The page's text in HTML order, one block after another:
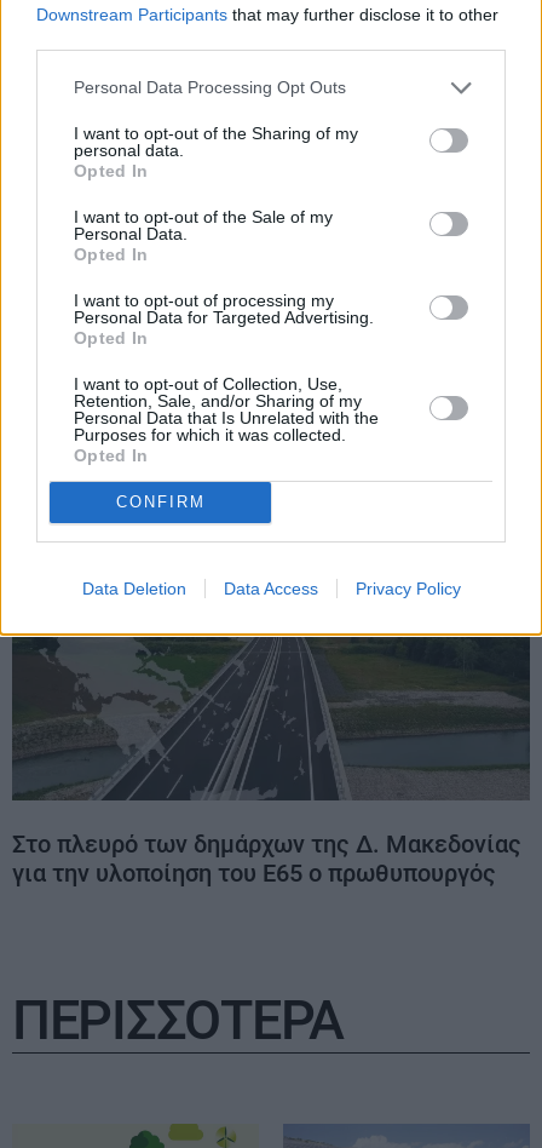
Downstream Participants that may further disclose it to other
Personal Data Processing Opt Outs
I want to opt-out of the Sharing of my
personal data.
Opted In
I want to opt-out of the Sale of my
Personal Data.
Opted In
I want to opt-out of processing my
Personal Data for Targeted Advertising.
Opted In
I want to opt-out of Collection, Use,
Retention, Sale, and/or Sharing of my
Personal Data that Is Unrelated with the
Purposes for which it was collected.
Opted In
CONFIRM
Data Deletion Data Access Privacy Policy
«Πέρασαν» από το ΥΠΕΝ οι περιβαλλοντικοί
όροι για το αντλησιοταμιευτικό της ΔΕΗ στην
Κοζάνη
Στο πλευρό των δημάρχων της Δ. Μακεδονίας
για την υλοποίηση του Ε65 ο πρωθυπουργός
ΠΕΡΙΣΣΟΤΕΡΑ